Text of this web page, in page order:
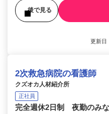
後で見る
更新日
2次救急病院の看護師
クズオカ人材紹介所
正社員
完全週休2日制 夜勤のみ